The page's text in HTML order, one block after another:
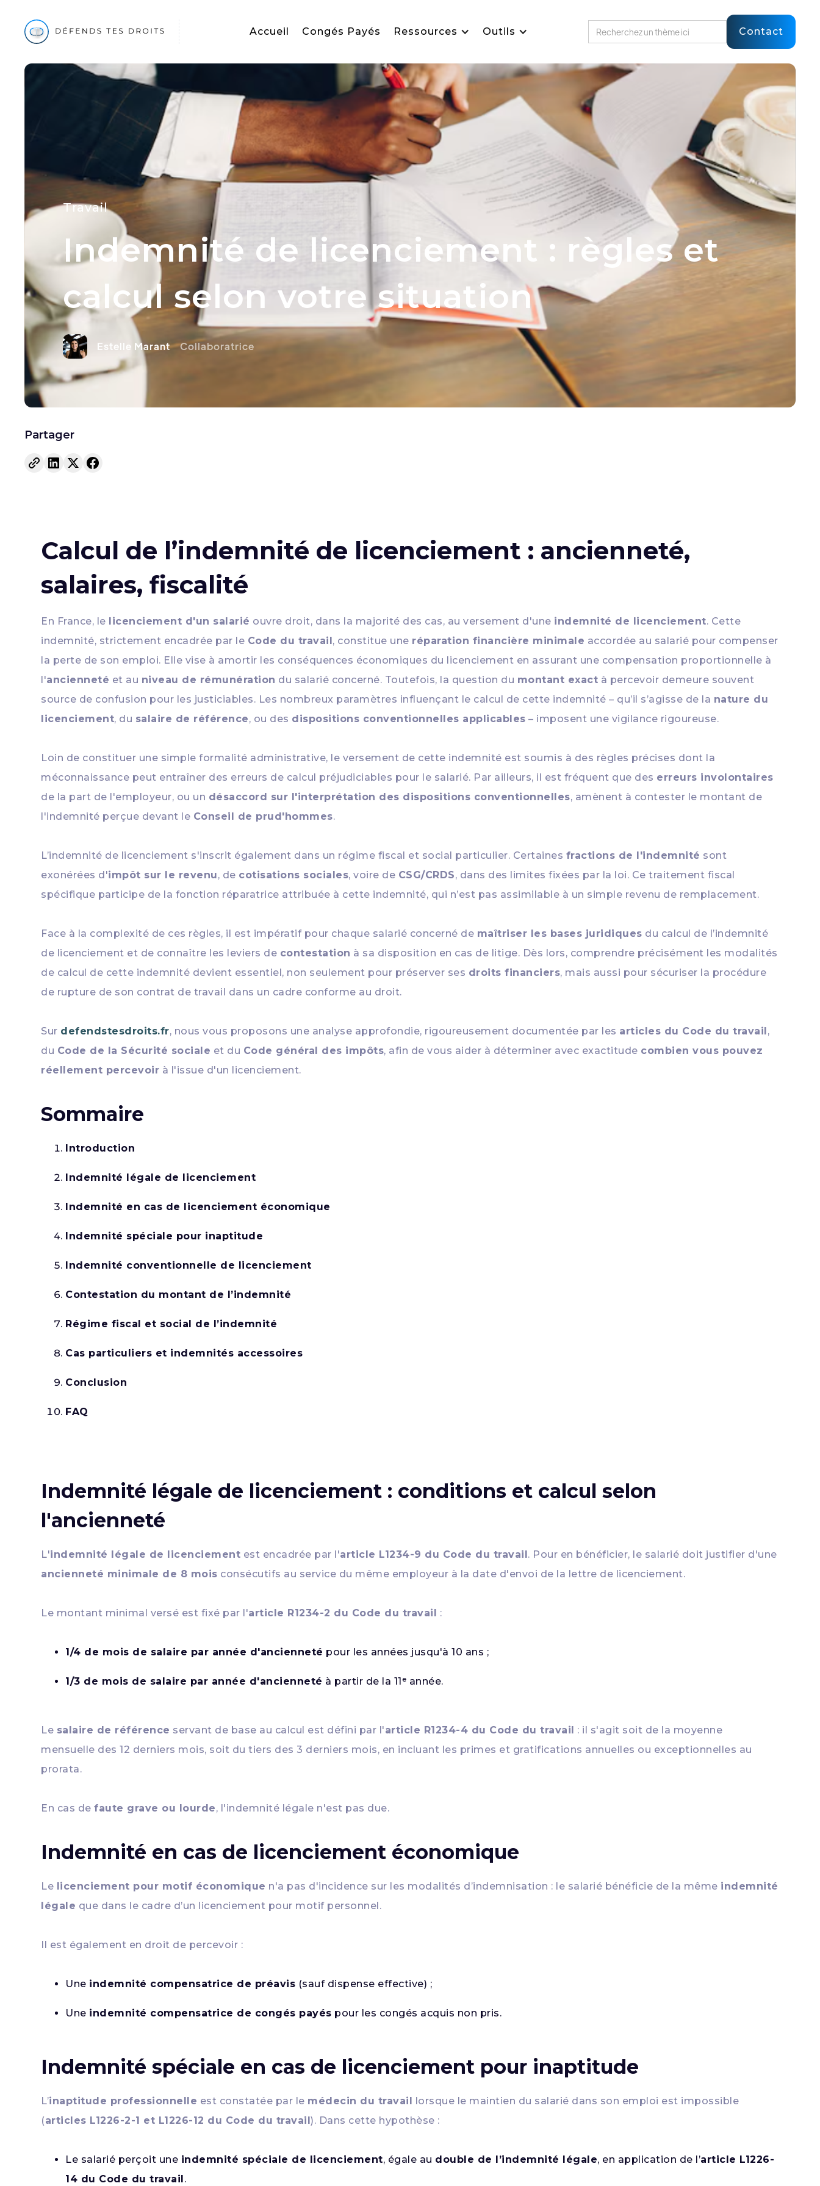
Accueil Congés Payés Ressources Outils Contact
Travail
Indemnité de licenciement : règles et
calcul selon votre situation
Estelle Marant Collaboratrice
Partager
Calcul de l’indemnité de licenciement : ancienneté,
salaires, fiscalité
En France, le licenciement d'un salarié ouvre droit, dans la majorité des cas, au versement d'une indemnité de licenciement. Cette
indemnité, strictement encadrée par le Code du travail, constitue une réparation financière minimale accordée au salarié pour compenser
la perte de son emploi. Elle vise à amortir les conséquences économiques du licenciement en assurant une compensation proportionnelle à
l'ancienneté et au niveau de rémunération du salarié concerné. Toutefois, la question du montant exact à percevoir demeure souvent
source de confusion pour les justiciables. Les nombreux paramètres influençant le calcul de cette indemnité – qu’il s’agisse de la nature du
licenciement, du salaire de référence, ou des dispositions conventionnelles applicables – imposent une vigilance rigoureuse.
Loin de constituer une simple formalité administrative, le versement de cette indemnité est soumis à des règles précises dont la
méconnaissance peut entraîner des erreurs de calcul préjudiciables pour le salarié. Par ailleurs, il est fréquent que des erreurs involontaires
de la part de l'employeur, ou un désaccord sur l'interprétation des dispositions conventionnelles, amènent à contester le montant de
l'indemnité perçue devant le Conseil de prud'hommes.
L’indemnité de licenciement s'inscrit également dans un régime fiscal et social particulier. Certaines fractions de l'indemnité sont
exonérées d'impôt sur le revenu, de cotisations sociales, voire de CSG/CRDS, dans des limites fixées par la loi. Ce traitement fiscal
spécifique participe de la fonction réparatrice attribuée à cette indemnité, qui n’est pas assimilable à un simple revenu de remplacement.
Face à la complexité de ces règles, il est impératif pour chaque salarié concerné de maîtriser les bases juridiques du calcul de l’indemnité
de licenciement et de connaître les leviers de contestation à sa disposition en cas de litige. Dès lors, comprendre précisément les modalités
de calcul de cette indemnité devient essentiel, non seulement pour préserver ses droits financiers, mais aussi pour sécuriser la procédure
de rupture de son contrat de travail dans un cadre conforme au droit.
Sur defendstesdroits.fr, nous vous proposons une analyse approfondie, rigoureusement documentée par les articles du Code du travail,
du Code de la Sécurité sociale et du Code général des impôts, afin de vous aider à déterminer avec exactitude combien vous pouvez
réellement percevoir à l'issue d'un licenciement.
Sommaire
Introduction
Indemnité légale de licenciement
Indemnité en cas de licenciement économique
Indemnité spéciale pour inaptitude
Indemnité conventionnelle de licenciement
Contestation du montant de l’indemnité
Régime fiscal et social de l’indemnité
Cas particuliers et indemnités accessoires
Conclusion
FAQ
Indemnité légale de licenciement : conditions et calcul selon
l'ancienneté
L'indemnité légale de licenciement est encadrée par l'article L1234-9 du Code du travail. Pour en bénéficier, le salarié doit justifier d'une
ancienneté minimale de 8 mois consécutifs au service du même employeur à la date d'envoi de la lettre de licenciement.
Le montant minimal versé est fixé par l'article R1234-2 du Code du travail :
1/4 de mois de salaire par année d'ancienneté pour les années jusqu'à 10 ans ;
1/3 de mois de salaire par année d'ancienneté à partir de la 11ᵉ année.
Le salaire de référence servant de base au calcul est défini par l'article R1234-4 du Code du travail : il s'agit soit de la moyenne
mensuelle des 12 derniers mois, soit du tiers des 3 derniers mois, en incluant les primes et gratifications annuelles ou exceptionnelles au
prorata.
En cas defaute grave ou lourde, l'indemnité légale n'est pas due.
Indemnité en cas de licenciement économique
Le licenciement pour motif économique n'a pas d'incidence sur les modalités d’indemnisation : le salarié bénéficie de la même indemnité
légale que dans le cadre d’un licenciement pour motif personnel.
Il est également en droit de percevoir :
Une indemnité compensatrice de préavis (sauf dispense effective) ;
Une indemnité compensatrice de congés payés pour les congés acquis non pris.
Indemnité spéciale en cas de licenciement pour inaptitude
L’inaptitude professionnelle est constatée par le médecin du travail lorsque le maintien du salarié dans son emploi est impossible
(articles L1226-2-1 et L1226-12 du Code du travail). Dans cette hypothèse :
Le salarié perçoit une indemnité spéciale de licenciement, égale au double de l’indemnité légale, en application de l’article L1226-
14 du Code du travail.